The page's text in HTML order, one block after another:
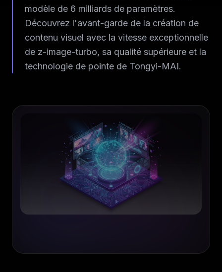
modèle de 6 milliards de paramètres.
Découvrez l'avant-garde de la création de
contenu visuel avec la vitesse exceptionnelle
de z-image-turbo, sa qualité supérieure et la
technologie de pointe de Tongyi-MAI.